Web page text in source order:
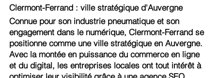
Clermont-Ferrand : ville stratégique d'Auvergne
Connue pour son industrie pneumatique et son
engagement dans le numérique, Clermont-Ferrand se
positionne comme une ville stratégique en Auvergne.
Avec la montée en puissance du commerce en ligne
et du digital, les entreprises locales ont tout intérêt à